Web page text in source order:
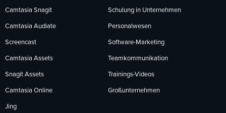
folgen
folgenfolgen
Camtasia Snagit
Camtasia Audiate
Screencast
Camtasia Assets
Snagit Assets
Camtasia Online
Jing
Schulung in Unternehmen
Personalwesen
Software-Marketing
Teamkommunikation
Trainings-Videos
Großunternehmen